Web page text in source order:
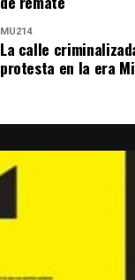
MU214
La calle
protesta en la era